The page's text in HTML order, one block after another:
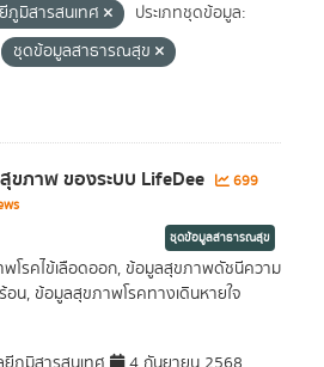
ภูมิสารสนเทศ
ประเภทชุดข้อมูล:
ชุดข้อมูลสาธารณสุข
ภาพ ของระบบ LifeDee
699
ชุดข้อมูลสาธารณสุข
โรคไข้เลือดออก, ข้อมูลสุขภาพดัชนีความ
น, ข้อมูลสุขภาพโรคทางเดินหายใจ